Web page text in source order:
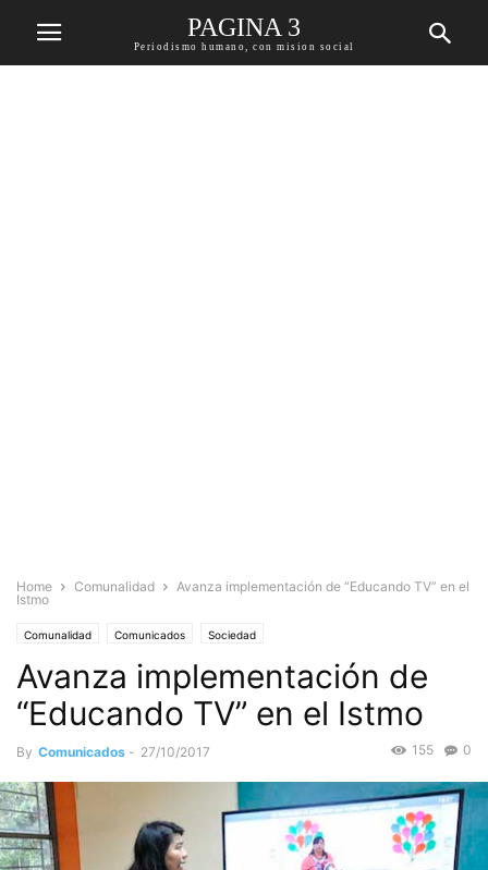
PAGINA 3
Periodismo humano, con mision social
Home Comunalidad
Avanza implementación de “Educando TV” en el
Istmo
Comunalidad Comunicados Sociedad
Avanza implementación de
“Educando TV” en el Istmo
By Comunicados - 27/10/2017 0
155